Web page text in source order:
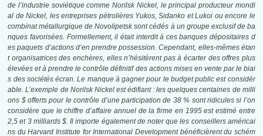
de l’industrie soviétique comme Norilsk Nickel, le principal producteur mondi
al de Nickel, les entreprises pétrolières Yukos, Sidanko et Lukoi ou encore le
combinat métallurgique de Novolipetsk sont cédés à un groupe exclusif de ba
nques favorisées. Formellement, il était interdit à ces banques dépositaires d
es paquets d’actions d’en prendre possession. Cependant, elles-mêmes étan
t organisatrices des enchères, elles n’hésitèrent pas à écarter des offres plus
élevées et à prendre le contrôle définitif des actions mises en vente par le biai
s des sociétés écran. Le manque à gagner pour le budget public est considér
able. L’exemple de Norilsk Nickel est édifiant : les quelques centaines de milli
ons $ offerts pour le contrôle d’une participation de 38 % sont ridicules si l’on
considère que le chiffre d’affaire annuel de la firme en 1995 est estimé entre
2,5 et 3 milliards $. Il importe également de noter que les conseillers américai
ns du Harvard Institute for International Development bénéficièrent du schém